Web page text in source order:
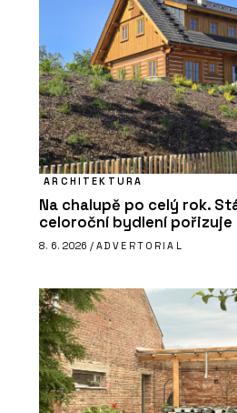
ARCHITEKTURA
Na chalupě po celý rok.
celoroční bydlení pořizuje
8. 6. 2026 / ADVERTORIAL